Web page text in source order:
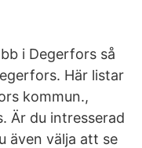
i Degerfors så
Här listar
kommun.,
Är du intresserad
även välja att se